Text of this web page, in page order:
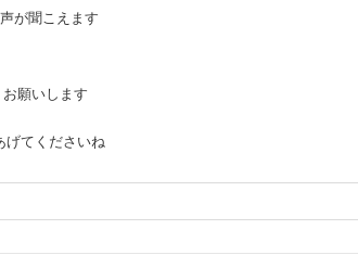
が聞こえます
願いします
げてくださいね